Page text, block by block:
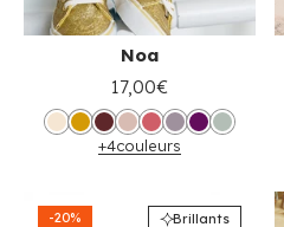
Noa
17,00€
+4couleurs
-20% Brillants